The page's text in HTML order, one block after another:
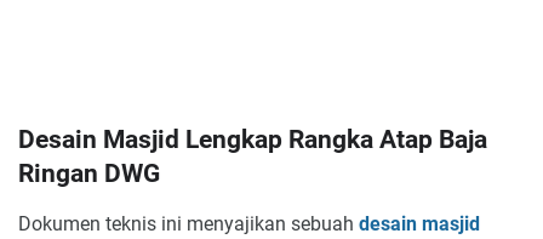
Desain Masjid Lengkap Rangka Atap Baja
Ringan DWG
Dokumen teknis ini menyajikan sebuah desain masjid